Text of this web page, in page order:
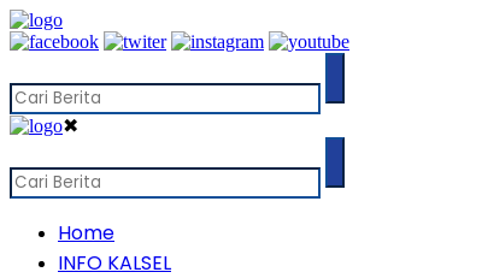
✖
Home
INFO KALSEL